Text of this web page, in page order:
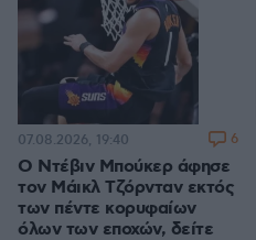
Ο Ντέβιν Μπούκερ άφησε
τον Μάικλ Τζόρνταν εκτός
των πέντε κορυφαίων
όλων των εποχών, δείτε
07.08.2026, 19:40 6